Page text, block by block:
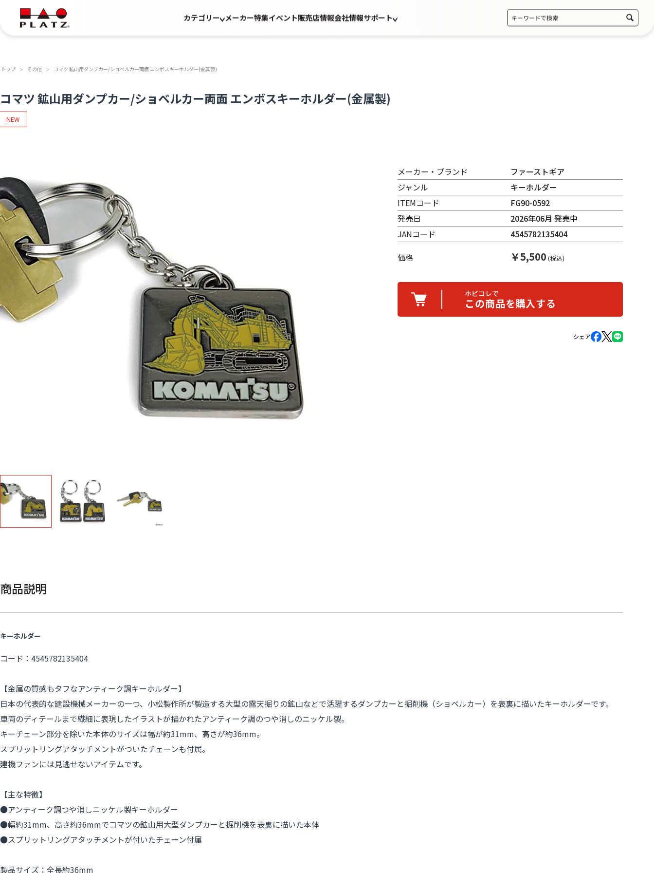
カテゴリー メーカー特集イベント販売店情報会社情報サポート
トップ ＞ その他 ＞ コマツ 鉱山用ダンプカー/ショベルカー両面 エンボスキーホルダー(金属製)
コマツ 鉱山用ダンプカー/ショベルカー両面 エンボスキーホルダー(金属製)
NEW
メーカー・ブランド
ファーストギア
ジャンル
キーホルダー
ITEMコード
FG90-0592
発売日
2026年06月 発売中
JANコード
4545782135404
価格
￥5,500 (税込)
ホビコレで
この商品を購入する
シェア
商品説明
キーホルダー
コード：4545782135404
【金属の質感もタフなアンティーク調キーホルダー】
日本の代表的な建設機械メーカーの一つ、小松製作所が製造する大型の露天掘りの鉱山などで活躍するダンプカーと掘削機（ショベルカー）を表裏に描いたキーホルダーです。
車両のディテールまで繊細に表現したイラストが描かれたアンティーク調のつや消しのニッケル製。
キーチェーン部分を除いた本体のサイズは幅が約31mm、高さが約36mm。
スプリットリングアタッチメントがついたチェーンも付属。
建機ファンには見逃せないアイテムです。
【主な特徴】
●アンティーク調つや消しニッケル製キーホルダー
●幅約31mm、高さ約36mmでコマツの鉱山用大型ダンプカーと掘削機を表裏に描いた本体
●スプリットリングアタッチメントが付いたチェーン付属
製品サイズ：全長約36mm